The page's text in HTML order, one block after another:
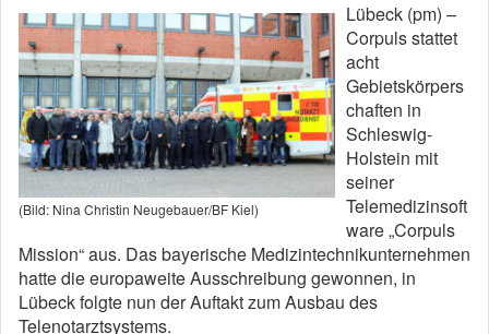
(Bild: Nina Christin Neugebauer/BF Kiel)
Lübeck (pm) –
Corpuls stattet
acht
Gebietskörpers
chaften in
Schleswig-
Holstein mit
seiner
Telemedizinsoft
ware „Corpuls
Mission“ aus. Das bayerische Medizintechnikunternehmen
hatte die europaweite Ausschreibung gewonnen, in
Lübeck folgte nun der Auftakt zum Ausbau des
Telenotarztsystems.